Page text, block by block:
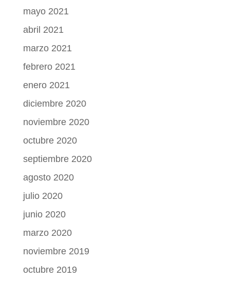
mayo 2021
abril 2021
marzo 2021
febrero 2021
enero 2021
diciembre 2020
noviembre 2020
octubre 2020
septiembre 2020
agosto 2020
julio 2020
junio 2020
marzo 2020
noviembre 2019
octubre 2019